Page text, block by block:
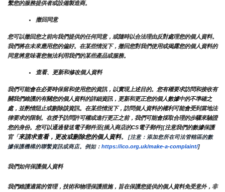
繫您的服務提供者或設備製造商。
撤回同意
您可以撤回您之前向我們提供的任何同意，或隨時以合法理由反對處理您的個人資料。
我們將在未來應用您的偏好。在某些情況下，撤回您對我們使用或揭露您的個人資料的
同意將意味著您無法利用我們的某些產品或服務。
查看、更新和修改個人資料
我們可能會在必要時保留和使用您的資訊，以實現上述目的。您有權要求訪問和接收有
關我們維護的有關您的個人資料的詳細資訊，更新和更正您的個人數據中的不準確之
處，並酌情阻止或刪除該資訊。在某些情況下，訪問個人資料的權利可能會受到當地法
律要求的限制。在授予訪問許可權或進行更正之前，我們可能會採取合理的步驟來驗證
您的身份。您可以通過發送電子郵件至{插入商店的CS電子郵件][注意我們的數據保護
官「來請求查看，更改或刪除您的個人資料。
[注意：添加您所在司法管轄區的數
據保護機構的聯繫資訊或商店。例如： https://ico.org.uk/make-a-complaint/]
我們如何保護個人資料
我們維護適當的管理，技術和物理保護措施，旨在保護您提供的個人資料免受意外，非